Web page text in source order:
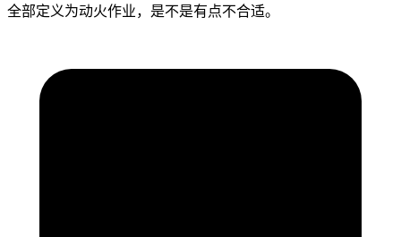
全部定义为动火作业，是不是有点不合适。